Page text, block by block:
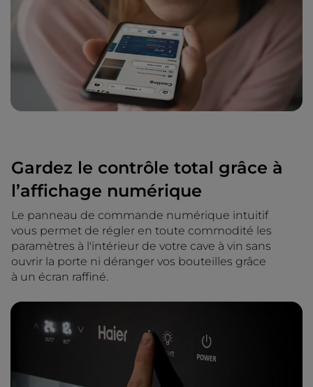
Gardez le contrôle total grâce à
l’affichage numérique
Le panneau de commande numérique intuitif
vous permet de régler en toute commodité les
paramètres à l'intérieur de votre cave à vin sans
ouvrir la porte ni déranger vos bouteilles grâce
à un écran raffiné.